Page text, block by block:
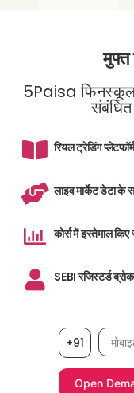
5Paisa फिनस्कूल
संबंधित
रियल ट्रेडिंग
लाइव मार्केट डेटा
कोर्स में इस्तेमाल
SEBI रजिस्टर्ड
+91